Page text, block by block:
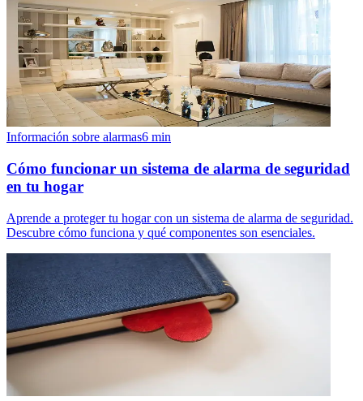
Información sobre alarmas6 min
Cómo funcionar un sistema de alarma de seguridad
en tu hogar
Aprende a proteger tu hogar con un sistema de alarma de seguridad.
Descubre cómo funciona y qué componentes son esenciales.